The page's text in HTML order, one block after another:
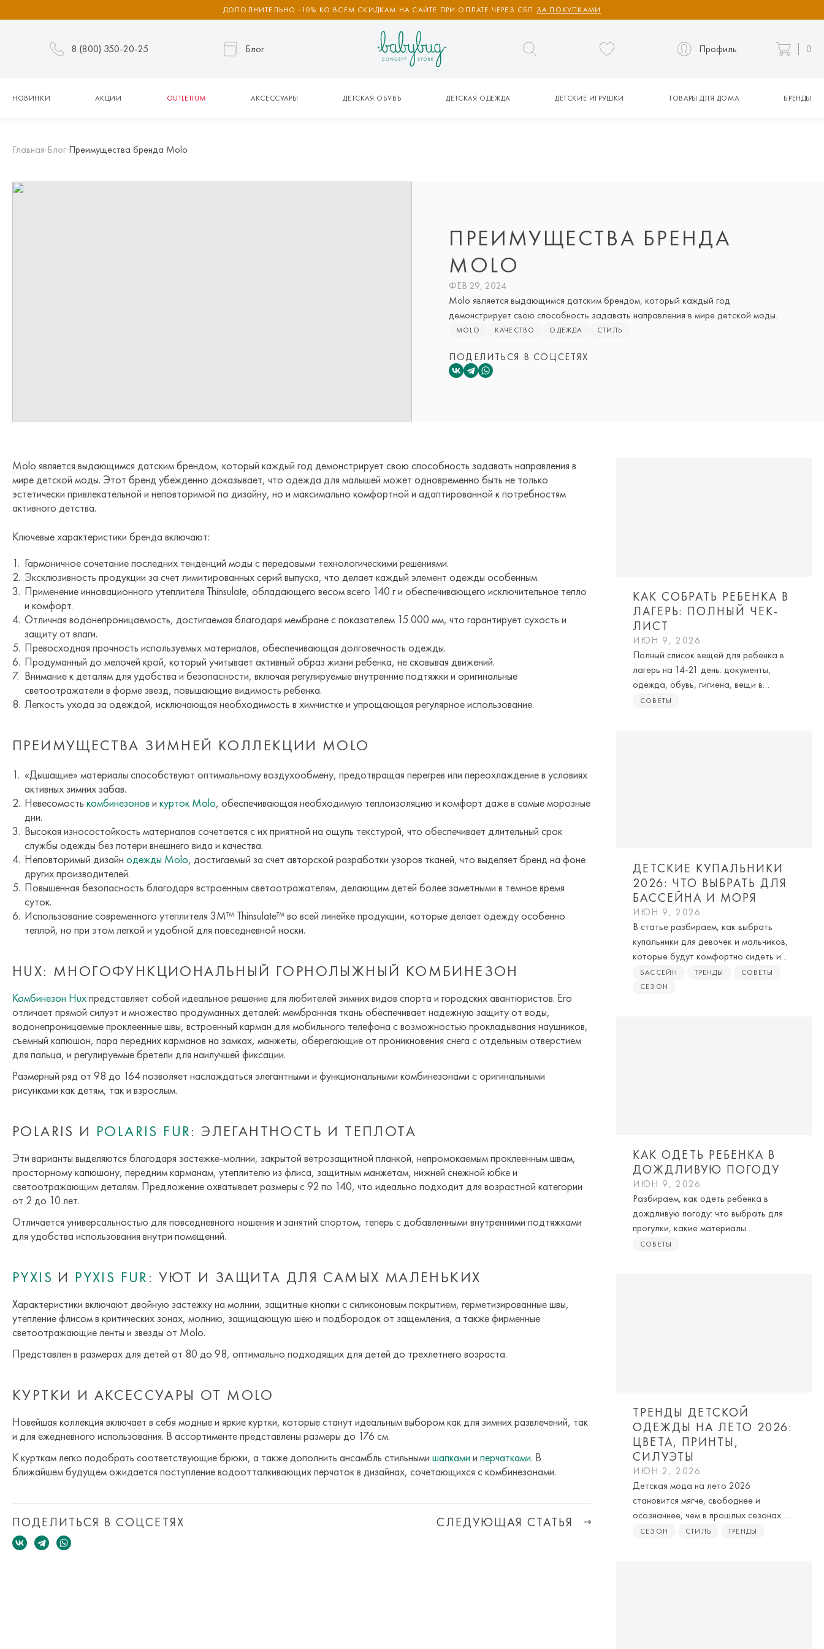
ДОПОЛНИТЕЛЬНО -10% КО ВСЕМ СКИДКАМ НА САЙТЕ ПРИ ОПЛАТЕ ЧЕРЕЗ СБП ЗА ПОКУПКАМИ
8 (800) 350-20-25 Блог Профиль 0
НОВИНКИ АКЦИИ OUTLETIUM АКСЕССУАРЫ ДЕТСКАЯ ОБУВЬ ДЕТСКАЯ ОДЕЖДА ДЕТСКИЕ ИГРУШКИ ТОВАРЫ ДЛЯ ДОМА БРЕНДЫ
Главная Блог Преимущества бренда Molo
ПРЕИМУЩЕСТВА БРЕНДА
MOLO
ФЕВ 29, 2024
Molo является выдающимся датским брендом, который каждый год
демонстрирует свою способность задавать направления в мире детской моды.
MOLO КАЧЕСТВО ОДЕЖДА СТИЛЬ
ПОДЕЛИТЬСЯ В СОЦСЕТЯХ
Molo является выдающимся датским брендом, который каждый год демонстрирует свою способность задавать направления в
мире детской моды. Этот бренд убежденно доказывает, что одежда для малышей может одновременно быть не только
эстетически привлекательной и неповторимой по дизайну, но и максимально комфортной и адаптированной к потребностям
активного детства.
Ключевые характеристики бренда включают:
Гармоничное сочетание последних тенденций моды с передовыми технологическими решениями.
Эксклюзивность продукции за счет лимитированных серий выпуска, что делает каждый элемент одежды особенным.
Применение инновационного утеплителя Thinsulate, обладающего весом всего 140 г и обеспечивающего исключительное тепло
и комфорт.
Отличная водонепроницаемость, достигаемая благодаря мембране с показателем 15 000 мм, что гарантирует сухость и
защиту от влаги.
Превосходная прочность используемых материалов, обеспечивающая долговечность одежды.
Продуманный до мелочей крой, который учитывает активный образ жизни ребенка, не сковывая движений.
Внимание к деталям для удобства и безопасности, включая регулируемые внутренние подтяжки и оригинальные
светоотражатели в форме звезд, повышающие видимость ребенка.
Легкость ухода за одеждой, исключающая необходимость в химчистке и упрощающая регулярное использование.
ПРЕИМУЩЕСТВА ЗИМНЕЙ КОЛЛЕКЦИИ MOLO
«Дышащие» материалы способствуют оптимальному воздухообмену, предотвращая перегрев или переохлаждение в условиях
активных зимних забав.
Невесомость комбинезонов и курток Molo, обеспечивающая необходимую теплоизоляцию и комфорт даже в самые морозные
дни.
Высокая износостойкость материалов сочетается с их приятной на ощупь текстурой, что обеспечивает длительный срок
службы одежды без потери внешнего вида и качества.
Неповторимый дизайн одежды Molo, достигаемый за счет авторской разработки узоров тканей, что выделяет бренд на фоне
других производителей.
Повышенная безопасность благодаря встроенным светоотражателям, делающим детей более заметными в темное время
суток.
Использование современного утеплителя 3M™ Thinsulate™ во всей линейке продукции, которые делает одежду особенно
теплой, но при этом легкой и удобной для повседневной носки.
HUX: МНОГОФУНКЦИОНАЛЬНЫЙ ГОРНОЛЫЖНЫЙ КОМБИНЕЗОН
Комбинезон Huxпредставляет собой идеальное решение для любителей зимних видов спорта и городских авантюристов. Его
отличает прямой силуэт и множество продуманных деталей: мембранная ткань обеспечивает надежную защиту от воды,
водонепроницаемые проклеенные швы, встроенный карман для мобильного телефона с возможностью прокладывания наушников,
съемный капюшон, пара передних карманов на замках, манжеты, оберегающие от проникновения снега с отдельным отверстием
для пальца, и регулируемые бретели для наилучшей фиксации.
Размерный ряд от 98 до 164 позволяет наслаждаться элегантными и функциональными комбинезонами с оригинальными
рисунками как детям, так и взрослым.
POLARIS И POLARIS FUR: ЭЛЕГАНТНОСТЬ И ТЕПЛОТА
Эти варианты выделяются благодаря застежке-молнии, закрытой ветрозащитной планкой, непромокаемым проклеенным швам,
просторному капюшону, передним карманам, утеплителю из флиса, защитным манжетам, нижней снежной юбке и
светоотражающим деталям. Предложение охватывает размеры с 92 по 140, что идеально подходит для возрастной категории
от 2 до 10 лет.
Отличается универсальностью для повседневного ношения и занятий спортом, теперь с добавленными внутренними подтяжками
для удобства использования внутри помещений.
PYXIS И PYXIS FUR: УЮТ И ЗАЩИТА ДЛЯ САМЫХ МАЛЕНЬКИХ
Характеристики включают двойную застежку на молнии, защитные кнопки с силиконовым покрытием, герметизированные швы,
утепление флисом в критических зонах, молнию, защищающую шею и подбородок от защемления, а также фирменные
светоотражающие ленты и звезды от Molo.
Представлен в размерах для детей от 80 до 98, оптимально подходящих для детей до трехлетнего возраста.
КУРТКИ И АКСЕССУАРЫ ОТ MOLO
Новейшая коллекция включает в себя модные и яркие куртки, которые станут идеальным выбором как для зимних развлечений, так
и для ежедневного использования. В ассортименте представлены размеры до 176 см.
К курткам легко подобрать соответствующие брюки, а также дополнить ансамбль стильными шапками и перчатками. В
ближайшем будущем ожидается поступление водоотталкивающих перчаток в дизайнах, сочетающихся с комбинезонами.
ПОДЕЛИТЬСЯ В СОЦСЕТЯХ СЛЕДУЮЩАЯ СТАТЬЯ
КАК СОБРАТЬ РЕБЕНКА В
ЛАГЕРЬ: ПОЛНЫЙ ЧЕК-
ЛИСТ
ИЮН 9, 2026
Полный список вещей для ребенка в
лагерь на 14-21 день: документы,
одежда, обувь, гигиена, вещи в
дорогу, стоп-лист и советы по сборам
СОВЕТЫ
ДЕТСКИЕ КУПАЛЬНИКИ
2026: ЧТО ВЫБРАТЬ ДЛЯ
БАССЕЙНА И МОРЯ
ИЮН 9, 2026
В статье разбираем, как выбрать
купальники для девочек и мальчиков,
которые будут комфортно сидеть и
впишутся в гардероб.
БАССЕЙН ТРЕНДЫ
СОВЕТЫ
СЕЗОН
КАК ОДЕТЬ РЕБЕНКА В
ДОЖДЛИВУЮ ПОГОДУ
ИЮН 9, 2026
Разбираем, как одеть ребенка в
дождливую погоду: что выбрать для
прогулки, какие материалы
действительно работают и как
СОВЕТЫ
ТРЕНДЫ ДЕТСКОЙ
ОДЕЖДЫ НА ЛЕТО 2026:
ЦВЕТА, ПРИНТЫ,
СИЛУЭТЫ
ИЮН 2, 2026
Детская мода на лето 2026
становится мягче, свободнее и
осознаннее, чем в прошлых сезонах. В
центре внимания — приятные ткани,
СЕЗОН СТИЛЬ ТРЕНДЫ